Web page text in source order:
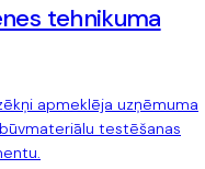
tehnikuma
apmeklēja uzņēmuma
testēšanas